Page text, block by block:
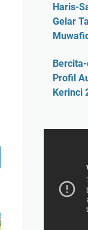
Haris-
Gelar
Profil
Kerinci